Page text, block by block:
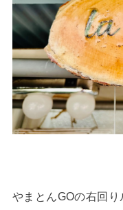
やまとんGOの右回